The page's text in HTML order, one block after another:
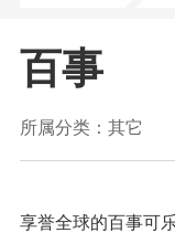
百事
所属分类： 其它
享誉全球的百事可